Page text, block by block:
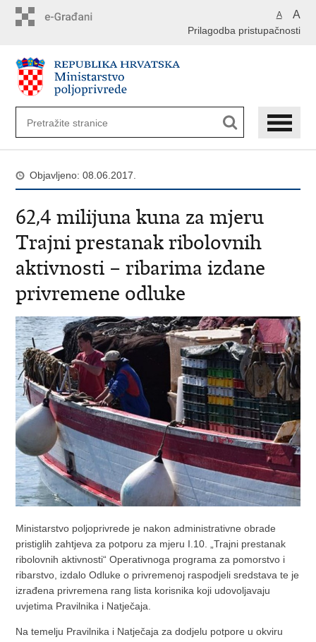
A A
Prilagodba pristupačnosti
Objavljeno: 08.06.2017.
62,4 milijuna kuna za mjeru
Trajni prestanak ribolovnih
aktivnosti – ribarima izdane
privremene odluke
Ministarstvo poljoprivrede je nakon administrativne obrade
pristiglih zahtjeva za potporu za mjeru I.10. „Trajni prestanak
ribolovnih aktivnosti“ Operativnoga programa za pomorstvo i
ribarstvo, izdalo Odluke o privremenoj raspodjeli sredstava te je
izrađena privremena rang lista korisnika koji udovoljavaju
uvjetima Pravilnika i Natječaja.
Na temelju Pravilnika i Natječaja za dodjelu potpore u okviru